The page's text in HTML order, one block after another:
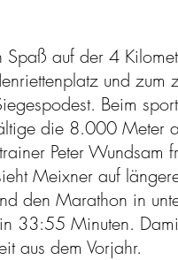
auf der 4
und zum
Beim
die 8.000 Meter
Peter Wundsam
Meixner auf
den Marathon in
33:55 Minuten.
aus dem Vorjahr.